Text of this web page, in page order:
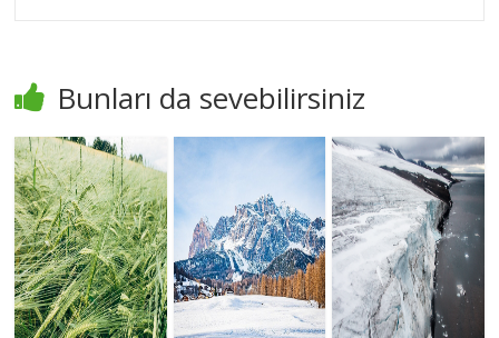
Bunları da sevebilirsiniz